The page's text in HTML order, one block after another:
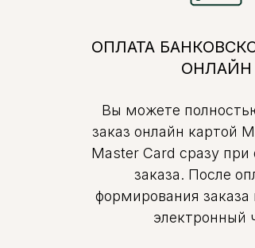
ОПЛАТА
ОНЛАЙН
Вы можете
заказ онлайн картой
Master Card сразу
заказа. После
формирования
электронный